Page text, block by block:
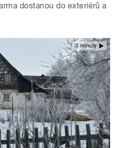
dostanou do exteriérů a
3 minuty